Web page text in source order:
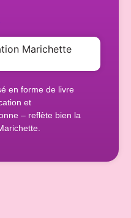
en forme de livre
et
– reflète bien la